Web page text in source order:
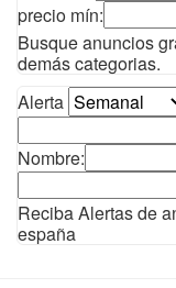
precio mín:
Busque anuncios
demás categorias.
Alerta
Nombre:
Reciba Alertas de
españa